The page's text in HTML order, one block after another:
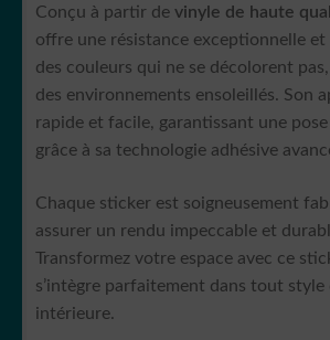
Conçu à partir de vinyle de haute
offre une résistance exceptionnelle et
des couleurs qui ne se décolorent
des environnements ensoleillés. Son
rapide et facile, garantissant une pose
grâce à sa technologie adhésive
Chaque sticker est soigneusement
assurer un rendu impeccable et
Transformez votre espace avec ce
s’intègre parfaitement dans tout
intérieure.